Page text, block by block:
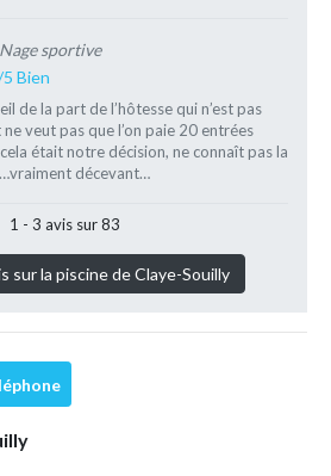
sportive
Bien
de la part de l’hôtesse qui n’est pas
veut pas que l’on paie 20 entrées
était notre décision, ne connaît pas la
décevant…
1 - 3 avis sur 83
sur la piscine de Claye-Souilly